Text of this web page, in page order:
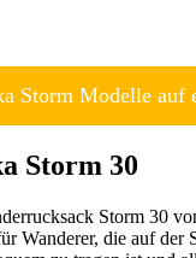
Storm Modelle auf
Storm 30
Storm 30
Wanderer, die auf der